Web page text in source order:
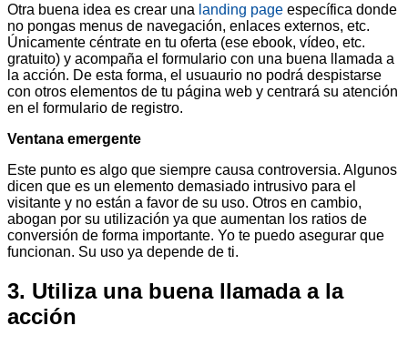
Otra buena idea es crear una landing page específica donde
no pongas menus de navegación, enlaces externos, etc.
Únicamente céntrate en tu oferta (ese ebook, vídeo, etc.
gratuito) y acompaña el formulario con una buena llamada a
la acción. De esta forma, el usuaurio no podrá despistarse
con otros elementos de tu página web y centrará su atención
en el formulario de registro.
Ventana emergente
Este punto es algo que siempre causa controversia. Algunos
dicen que es un elemento demasiado intrusivo para el
visitante y no están a favor de su uso. Otros en cambio,
abogan por su utilización ya que aumentan los ratios de
conversión de forma importante. Yo te puedo asegurar que
funcionan. Su uso ya depende de ti.
3. Utiliza una buena llamada a la
acción